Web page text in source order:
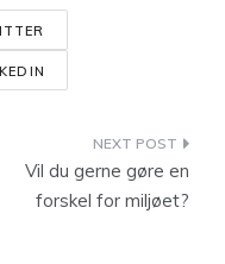
Vil du gerne gøre en
forskel for miljøet?